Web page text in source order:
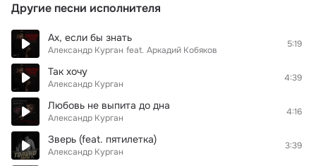
Другие песни исполнителя
Ах, если бы знать
Александр Курган feat. Аркадий Кобяков
5:19
Так хочу
Александр Курган
4:39
Любовь не выпита до дна
Александр Курган
4:16
Зверь (feat. пятилетка)
Александр Курган
3:39